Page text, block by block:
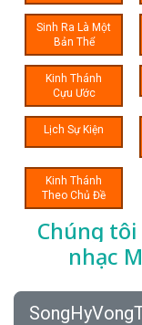
Sinh Ra Là Một
Bản Thể
Kinh Thánh
Cựu Ước
Lịch Sự Kiện
Kinh Thánh
Theo Chủ Đề
Chúng
nhạc